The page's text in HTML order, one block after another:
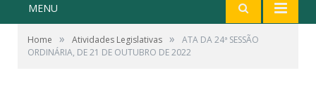
MENU
Home » Atividades Legislativas »
ATA DA 24ª SESSÃO
ORDINÁRIA, DE 21 DE OUTUBRO DE 2022